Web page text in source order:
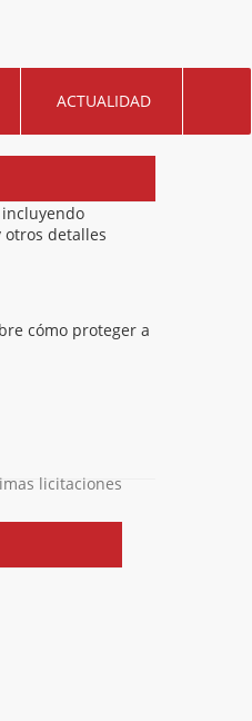
ACTUALIDAD
detalles
cómo proteger a
licitaciones